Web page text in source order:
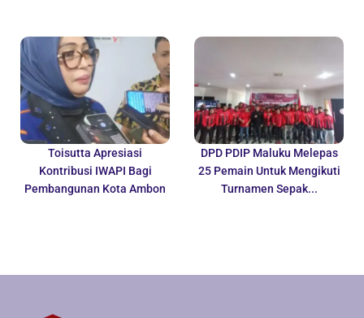
Toisutta Apresiasi
Kontribusi IWAPI Bagi
Pembangunan Kota Ambon
DPD PDIP Maluku Melepas
25 Pemain Untuk Mengikuti
Turnamen Sepak...